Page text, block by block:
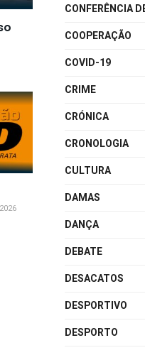
CONFERÊNCIA
COOPERAÇÃO
COVID-19
CRIME
CRÓNICA
CRONOLOGIA
CULTURA
DAMAS
DANÇA
DEBATE
DESACATOS
DESPORTIVO
DESPORTO